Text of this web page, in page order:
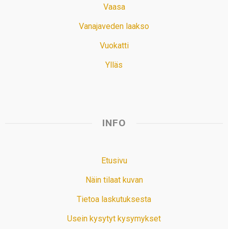
Vaasa
Vanajaveden laakso
Vuokatti
Ylläs
INFO
Etusivu
Näin tilaat kuvan
Tietoa laskutuksesta
Usein kysytyt kysymykset